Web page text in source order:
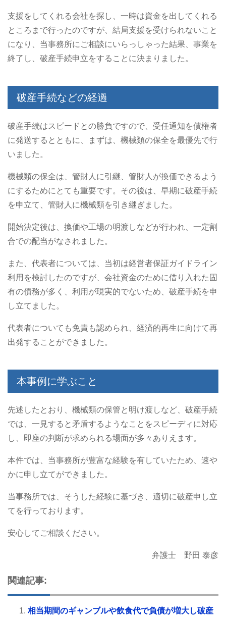
支援をしてくれる会社を探し、一時は資金を出してくれる
ところまで行ったのですが、結局支援を受けられないこと
になり、当事務所にご相談にいらっしゃった結果、事業を
終了し、破産手続申立をすることに決まりました。
破産手続などの経過
破産手続はスピードとの勝負ですので、受任通知を債権者
に発送するとともに、まずは、機械類の保全を最優先で行
いました。
機械類の保全は、管財人に引継、管財人が換価できるよう
にするためにとても重要です。その後は、早期に破産手続
を申立て、管財人に機械類を引き継ぎました。
開始決定後は、換価や工場の明渡しなどが行われ、一定割
合での配当がなされました。
また、代表者については、当初は経営者保証ガイドライン
利用を検討したのですが、会社資金のために借り入れた固
有の債務が多く、利用が現実的でないため、破産手続を申
し立てました。
代表者についても免責も認められ、経済的再生に向けて再
出発することができました。
本事例に学ぶこと
先述したとおり、機械類の保管と明け渡しなど、破産手続
では、一見すると矛盾するようなことをスピーディに対応
し、即座の判断が求められる場面が多々ありえます。
本件では、当事務所が豊富な経験を有していたため、速や
かに申し立てができました。
当事務所では、そうした経験に基づき、適切に破産申し立
てを行っております。
安心してご相談ください。
弁護士 野田 泰彦
関連記事:
相当期間のギャンブルや飲食代で負債が増大し破産